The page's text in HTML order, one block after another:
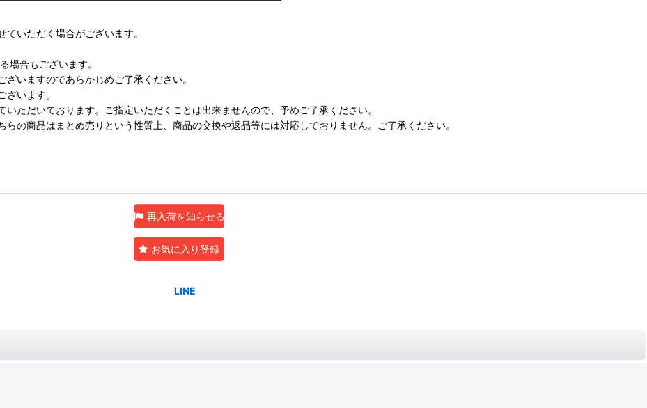
いただく場合がございます。
場合もございます。
いますのであらかじめご了承ください。
います。
ただいております。ご指定いただくことは出来ませんので、予めご了承ください。
の商品はまとめ売りという性質上、商品の交換や返品等には対応しておりません。ご了承ください。
再入荷を知らせる
お気に入り登録